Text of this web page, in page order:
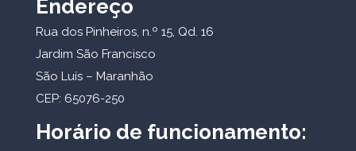
Endereço
Rua dos Pinheiros, n.º 15, Qd. 16
Jardim São Francisco
São Luís – Maranhão
CEP: 65076-250
Horário de funcionamento: